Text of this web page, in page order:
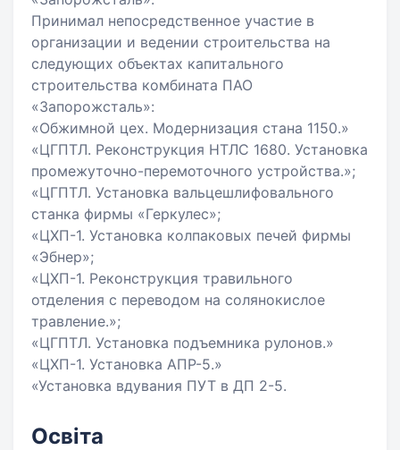
Принимал непосредственное участие в
организации и ведении строительства на
следующих объектах капитального
строительства комбината ПАО
«Запорожсталь»:
«Обжимной цех. Модернизация стана 1150.»
«ЦГПТЛ. Реконструкция НТЛС 1680. Установка
промежуточно-перемоточного устройства.»;
«ЦГПТЛ. Установка вальцешлифовального
станка фирмы «Геркулес»;
«ЦХП-1. Установка колпаковых печей фирмы
«Эбнер»;
«ЦХП-1. Реконструкция травильного
отделения с переводом на солянокислое
травление.»;
«ЦГПТЛ. Установка подъемника рулонов.»
«ЦХП-1. Установка АПР-5.»
«Установка вдувания ПУТ в ДП 2-5.
Освіта